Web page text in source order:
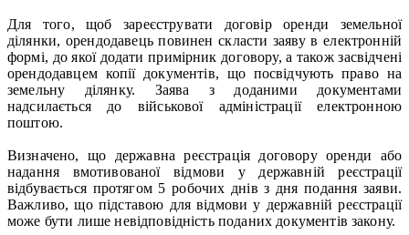
Для того, щоб зареєструвати договір оренди земельної
ділянки, орендодавець повинен скласти заяву в електронній
формі, до якої додати примірник договору, а також засвідчені
орендодавцем копії документів, що посвідчують право на
земельну ділянку. Заява з доданими документами
надсилається до військової адміністрації електронною
поштою.
Визначено, що державна реєстрація договору оренди або
надання вмотивованої відмови у державній реєстрації
відбувається протягом 5 робочих днів з дня подання заяви.
Важливо, що підставою для відмови у державній реєстрації
може бути лише невідповідність поданих документів закону.